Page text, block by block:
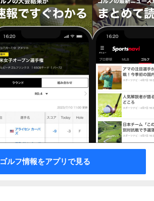
ゴルフ情報をアプリで見る